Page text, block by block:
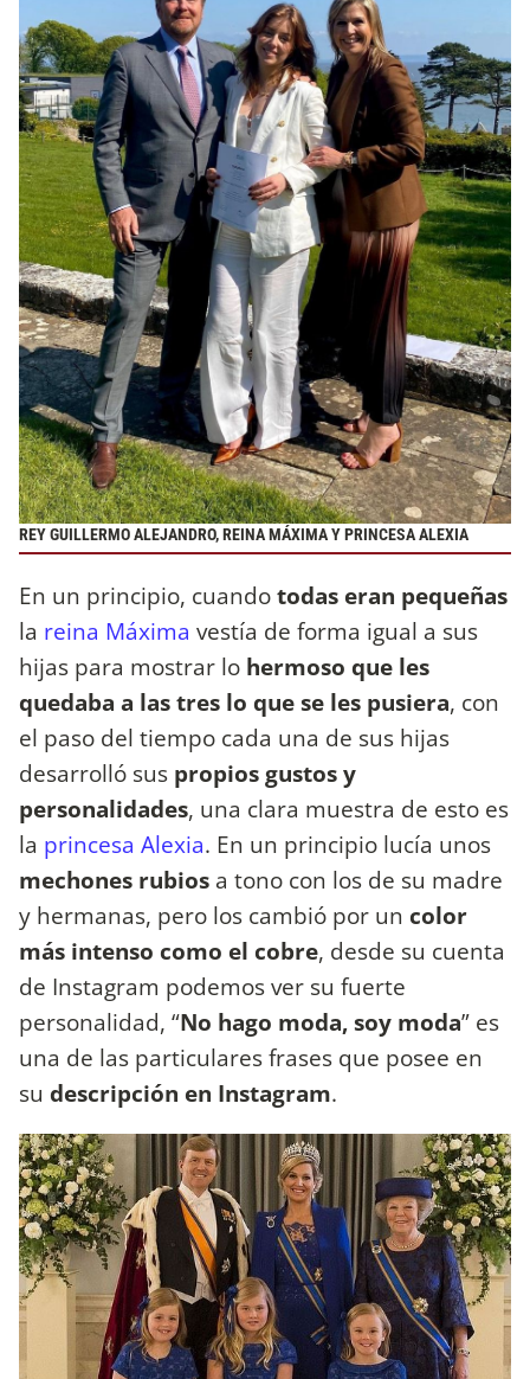
REY GUILLERMO ALEJANDRO, REINA MÁXIMA Y PRINCESA ALEXIA
En un principio, cuandotodas eran pequeñas
la reina Máxima vestía de forma igual a sus
hijas para mostrar lo hermoso que les
quedaba a las tres lo que se les pusiera, con
el paso del tiempo cada una de sus hijas
desarrolló sus propios gustos y
personalidades, una clara muestra de esto es
la princesa Alexia. En un principio lucía unos
mechones rubios a tono con los de su madre
y hermanas, pero los cambió por un color
más intenso como el cobre, desde su cuenta
de Instagram podemos ver su fuerte
personalidad, “No hago moda, soy moda” es
una de las particulares frases que posee en
su descripción en Instagram.